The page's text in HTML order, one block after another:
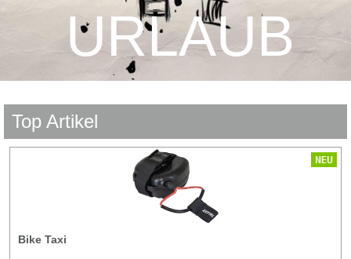
URLAUB
Top Artikel
Bike Taxi